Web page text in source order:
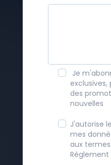
Je
des
nouvelles
J'autorise
mes
aux
Règlement